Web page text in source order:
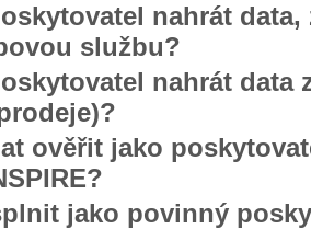
nahrát data,
službu?
nahrát data
ověřit jako
jako povinný